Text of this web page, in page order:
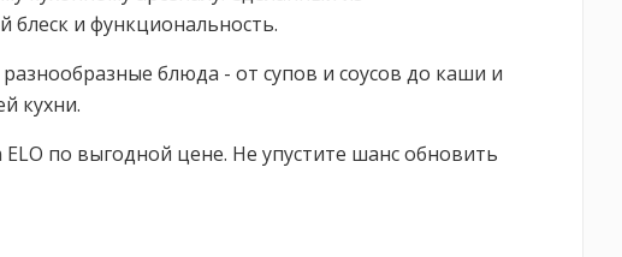
блеск и функциональность.
блюда - от супов и соусов до каши и
кухни.
по выгодной цене. Не упустите шанс обновить